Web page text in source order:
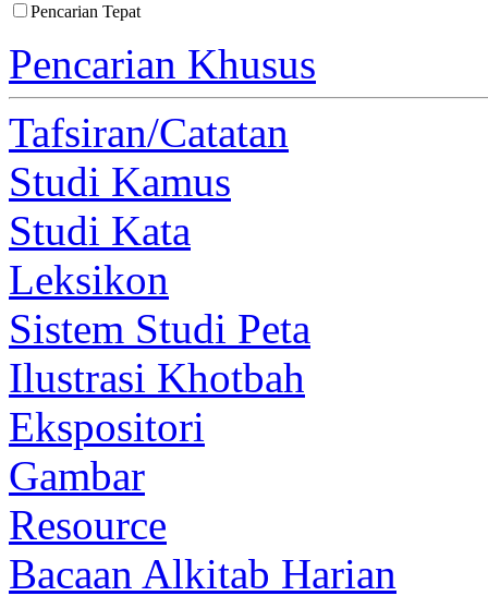
Pencarian Tepat
Pencarian Khusus
Tafsiran/Catatan
Studi Kamus
Studi Kata
Leksikon
Sistem Studi Peta
Ilustrasi Khotbah
Ekspositori
Gambar
Resource
Bacaan Alkitab Harian